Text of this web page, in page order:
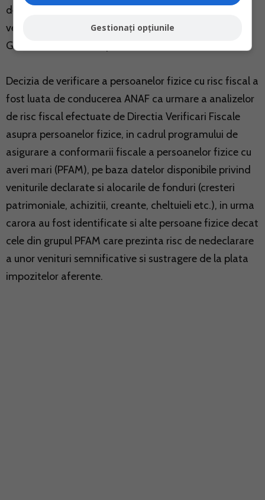
devreme sau mai tarziu, sa faca dovada fiscalizarii
veniturilor cu care si-au construit averile", a afirmat
Gelu Stefan Diaconu, presedintele ANAF.
Decizia de verificare a persoanelor fizice cu risc fiscal a
fost luata de conducerea ANAF ca urmare a analizelor
de risc fiscal efectuate de Directia Verificari Fiscale
asupra persoanelor fizice, in cadrul programului de
asigurare a conformarii fiscale a persoanelor fizice cu
averi mari (PFAM), pe baza datelor disponibile privind
veniturile declarate si alocarile de fonduri (cresteri
patrimoniale, achizitii, creante, cheltuieli etc.), in urma
carora au fost identificate si alte persoane fizice decat
cele din grupul PFAM care prezinta risc de nedeclarare
a unor venituri semnificative si sustragere de la plata
impozitelor aferente.
Gestionați opțiunile